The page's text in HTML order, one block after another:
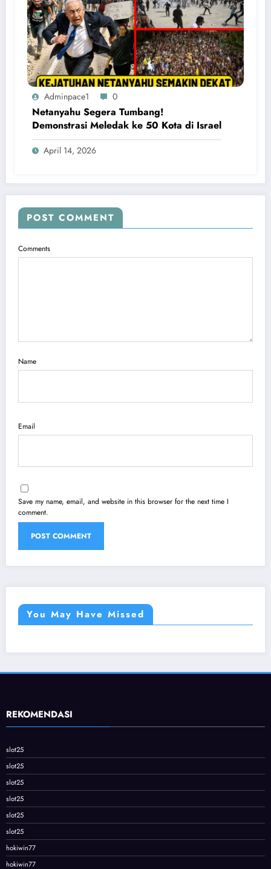
Adminpace1 0
Netanyahu Segera Tumbang!
Demonstrasi Meledak ke 50 Kota di Israel
April 14, 2026
POST COMMENT
Comments
Name
Email
Save my name, email, and website in this browser for the next time I
comment.
You May Have Missed
REKOMENDASI
slot25
slot25
slot25
slot25
slot25
slot25
hokiwin77
hokiwin77